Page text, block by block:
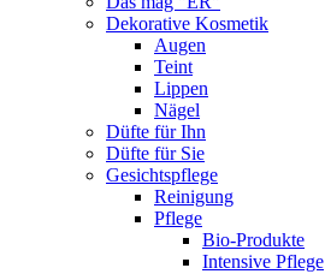
Dekorative Kosmetik
Augen
Teint
Lippen
Nägel
Düfte für Ihn
Düfte für Sie
Gesichtspflege
Reinigung
Pflege
Bio-Produkte
Intensive Pflege